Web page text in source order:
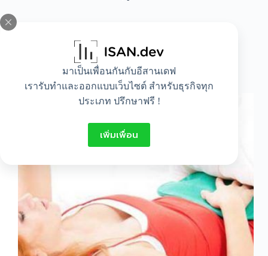
มาเป็นเพื่อนกันกับอีสานเดฟ
เรารับทำและออกแบบเว็บไซต์ สำหรับธุรกิจทุก
ประเภท ปรึกษาฟรี !
เพิ่มเพื่อน
Beauty , Food,Healthy,Lifestyle
วิธีแก้ อาการไข้ทับฤดู